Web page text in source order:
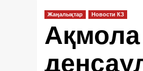
Жаңалықтар Новости КЗ